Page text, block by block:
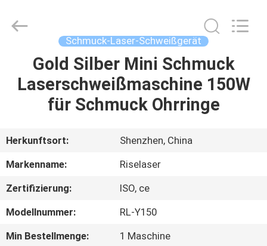
HEIM
PRODUKTE
VR-
SHOW
ÜBER
UNS
Schmuck-Laser-Schweißgerät
Gold Silber Mini Schmuck
Laserschweißmaschine 150W
für Schmuck Ohrringe
Herkunftsort:
Shenzhen, China
Markenname:
Riselaser
Zertifizierung:
ISO, ce
Modellnummer:
RL-Y150
Min Bestellmenge:
1 Maschine